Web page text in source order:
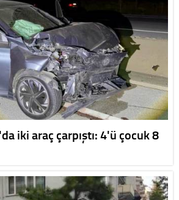
iki araç çarpıştı: 4'ü çocuk 8